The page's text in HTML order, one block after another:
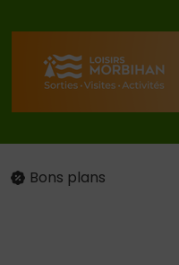
Bons plans